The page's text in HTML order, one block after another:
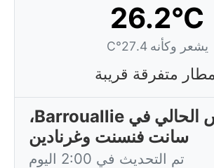
26.2°C
يشعر وكأنه 27.4°C
متفرقة قريبة
الطقس الحالي في Barrouallie،
سانت فنسنت وغرنادين
تم التحديث في 2:00 اليوم